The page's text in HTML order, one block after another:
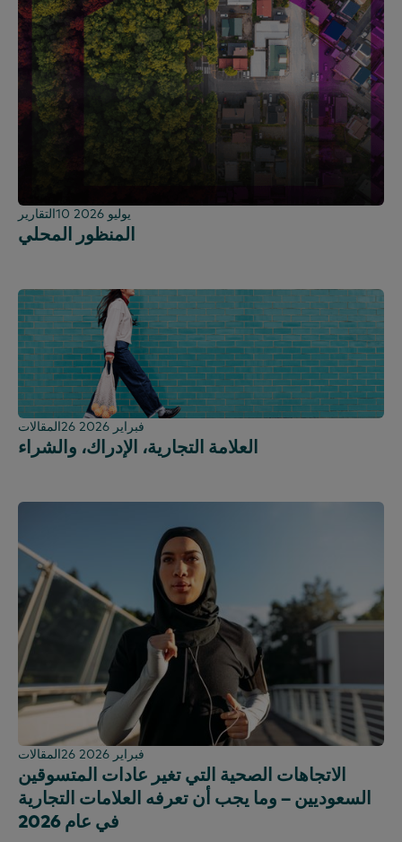
التقارير 10 يوليو 2026
المنظور المحلي
المقالات 26 فبراير 2026
العلامة التجارية، الإدراك، والشراء
المقالات 26 فبراير 2026
الاتجاهات الصحية التي تغير عادات المتسوقين
السعوديين – وما يجب أن تعرفه العلامات التجارية
في عام 2026